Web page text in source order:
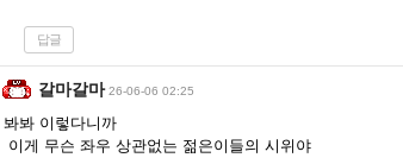
답글
갈마갈마 26-06-06 02:25
봐봐 이렇다니까
이게 무슨 좌우 상관없는 젊은이들의 시위야